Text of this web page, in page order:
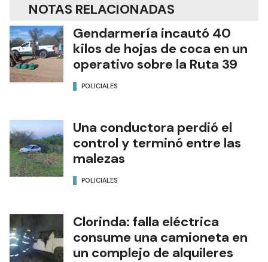
NOTAS RELACIONADAS
Gendarmería incautó 40
kilos de hojas de coca en un
operativo sobre la Ruta 39
POLICIALES
Una conductora perdió el
control y terminó entre las
malezas
POLICIALES
Clorinda: falla eléctrica
consume una camioneta en
un complejo de alquileres